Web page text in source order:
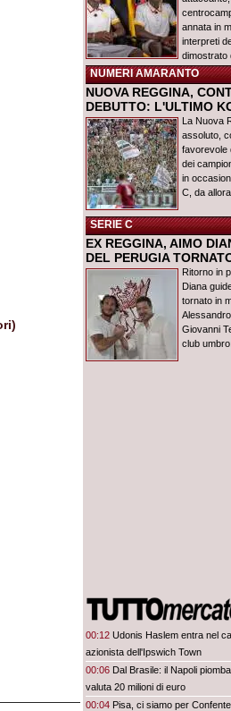
annata in
interpreti
dimostrato
NUMERI AMARANTO
NUOVA REGGINA,
DEBUTTO: L'ULTIMO
La Nuova
assoluto,
favorevole
dei
in
C, da
SERIE C
EX REGGINA, AIMO
DEL PERUGIA
Ritorno in
Diana
tornato in
Giovanni
club
00:12 Udonis Haslem entra nel
azionista dell'Ipswich Town
00:06 Dal Brasile: il Napoli
valuta 20 milioni di euro
00:04 Pisa, ci siamo per